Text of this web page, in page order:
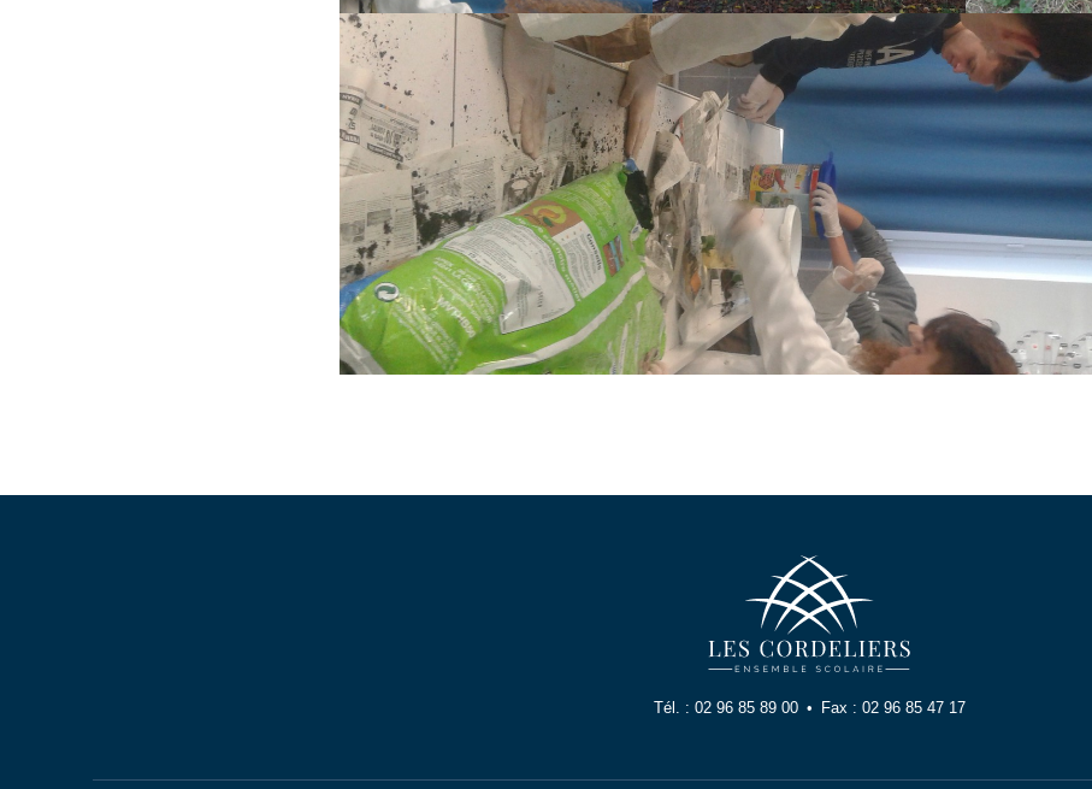
Tél. : 02 96 85 89 00 Fax : 02 96 85 47 17